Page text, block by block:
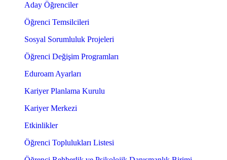
Aday Öğrenciler
Öğrenci Temsilcileri
Sosyal Sorumluluk Projeleri
Öğrenci Değişim Programları
Eduroam Ayarları
Kariyer Planlama Kurulu
Kariyer Merkezi
Etkinlikler
Öğrenci Toplulukları Listesi